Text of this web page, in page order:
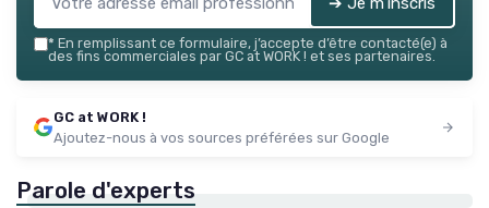
* En remplissant ce formulaire, j’accepte d’être contacté(e) à
des fins commerciales par GC at WORK ! et ses partenaires.
GC at WORK !
Ajoutez-nous à vos sources préférées sur Google
Parole d'experts